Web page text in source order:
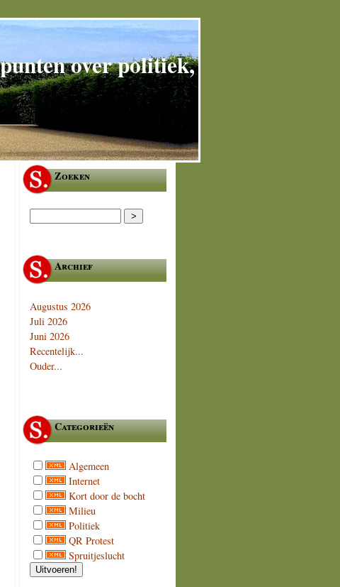
over politiek,
Zoeken
Archief
Augustus 2026
Juli 2026
Juni 2026
Recentelijk...
Ouder...
Categorieën
Algemeen
Internet
Kort door de bocht
Milieu
Politiek
QR Protest
Spruitjeslucht